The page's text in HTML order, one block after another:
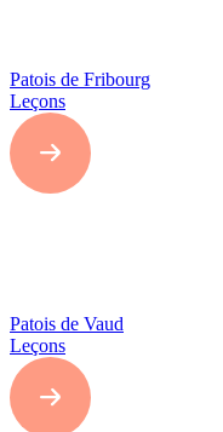
Patois de Fribourg
Leçons
Patois de Vaud
Leçons